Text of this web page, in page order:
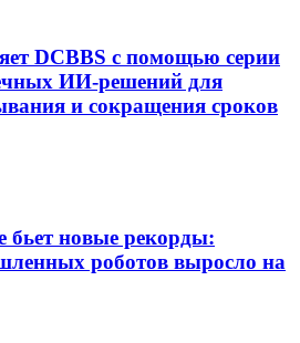
DCBBS с помощью серии
ИИ-решений для
и сокращения сроков
бьет новые рекорды:
роботов выросло на